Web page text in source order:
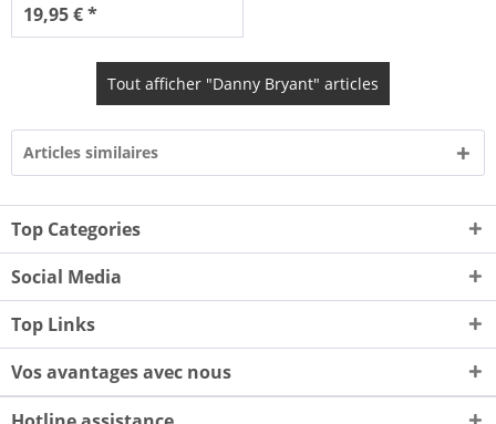
19,95 € *
Tout afficher "Danny Bryant" articles
Articles similaires
Top Categories
Social Media
Top Links
Vos avantages avec nous